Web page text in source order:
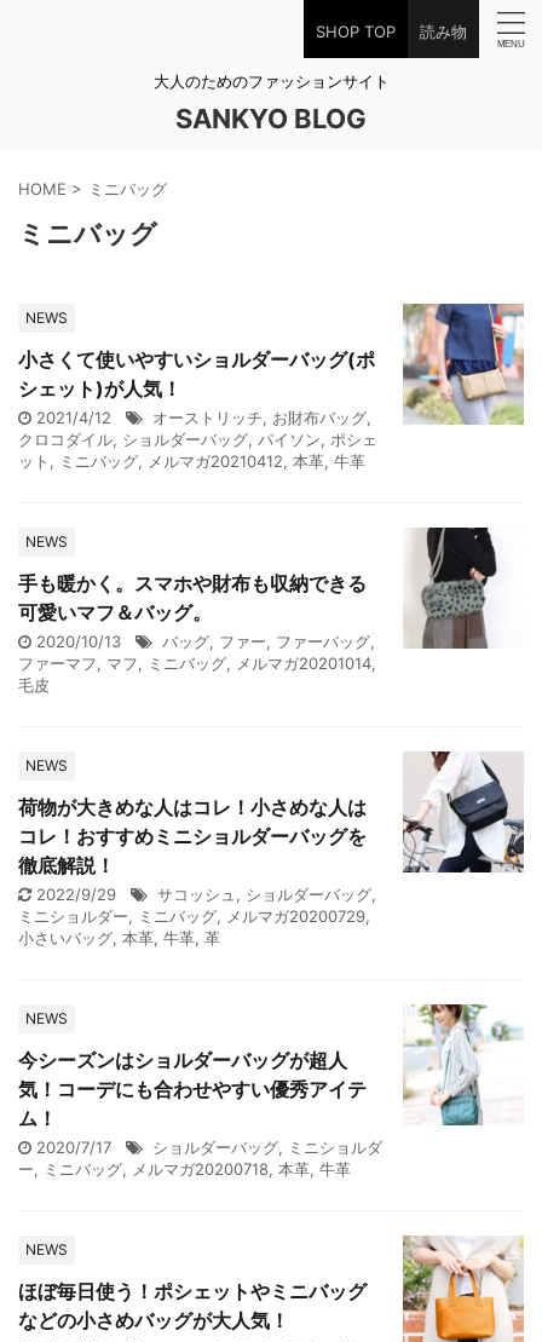
SHOP TOP 読み物
大人のためのファッションサイト
SANKYO BLOG
HOME > ミニバッグ
ミニバッグ
NEWS
小さくて使いやすいショルダーバッグ(ポ
シェット)が人気！
2021/4/12 オーストリッチ, お財布バッグ,
クロコダイル, ショルダーバッグ, パイソン, ポシェ
ット , ミニバッグ, メルマガ20210412, 本革, 牛革
NEWS
手も暖かく。スマホや財布も収納できる
可愛いマフ＆バッグ。
2020/10/13 バッグ, ファー, ファーバッグ,
ファーマフ, マフ, ミニバッグ, メルマガ20201014,
毛皮
NEWS
荷物が大きめな人はコレ！小さめな人は
コレ！おすすめミニショルダーバッグを
徹底解説！
2022/9/29 サコッシュ , ショルダーバッグ,
ミニショルダー, ミニバッグ, メルマガ20200729,
小さいバッグ, 本革, 牛革, 革
NEWS
今シーズンはショルダーバッグが超人
気！コーデにも合わせやすい優秀アイテ
ム！
2020/7/17 ショルダーバッグ, ミニショルダ
ー, ミニバッグ, メルマガ20200718, 本革, 牛革
NEWS
ほぼ毎日使う！ポシェットやミニバッグ
などの小さめバッグが大人気！